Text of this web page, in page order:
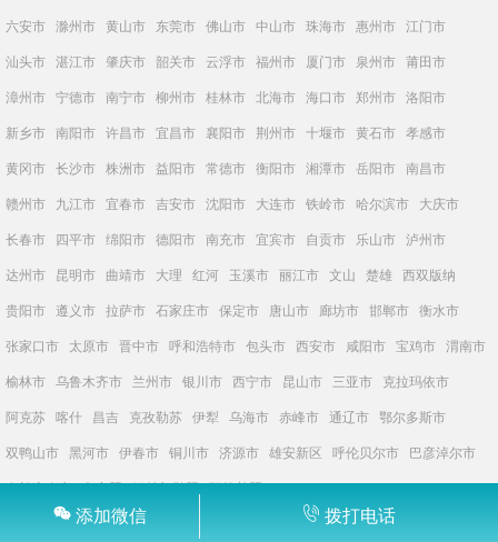
六安市 滁州市 黄山市 东莞市 佛山市 中山市 珠海市 惠州市 江门市
汕头市 湛江市 肇庆市 韶关市 云浮市 福州市 厦门市 泉州市 莆田市
漳州市 宁德市 南宁市 柳州市 桂林市 北海市 海口市 郑州市 洛阳市
新乡市 南阳市 许昌市 宜昌市 襄阳市 荆州市 十堰市 黄石市 孝感市
黄冈市 长沙市 株洲市 益阳市 常德市 衡阳市 湘潭市 岳阳市 南昌市
赣州市 九江市 宜春市 吉安市 沈阳市 大连市 铁岭市 哈尔滨市 大庆市
长春市 四平市 绵阳市 德阳市 南充市 宜宾市 自贡市 乐山市 泸州市
达州市 昆明市 曲靖市 大理 红河 玉溪市 丽江市 文山 楚雄 西双版纳
贵阳市 遵义市 拉萨市 石家庄市 保定市 唐山市 廊坊市 邯郸市 衡水市
张家口市 太原市 晋中市 呼和浩特市 包头市 西安市 咸阳市 宝鸡市 渭南市
榆林市 乌鲁木齐市 兰州市 银川市 西宁市 昆山市 三亚市 克拉玛依市
阿克苏 喀什 昌吉 克孜勒苏 伊犁 乌海市 赤峰市 通辽市 鄂尔多斯市
双鸭山市 黑河市 伊春市 铜川市 济源市 雄安新区 呼伦贝尔市 巴彦淖尔市
沪ICP备2024096908号-1
添加微信 拨打电话